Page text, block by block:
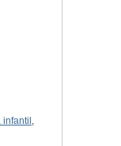
infantil ,